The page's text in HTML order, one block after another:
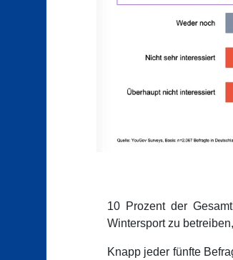
10 Prozent der
Wintersport zu
Knapp jeder fünfte